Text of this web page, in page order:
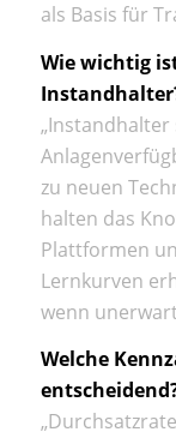
als Basis für
Wie wichtig
zu neuen
halten das
Plattformen
Lernkurven
wenn
Welche